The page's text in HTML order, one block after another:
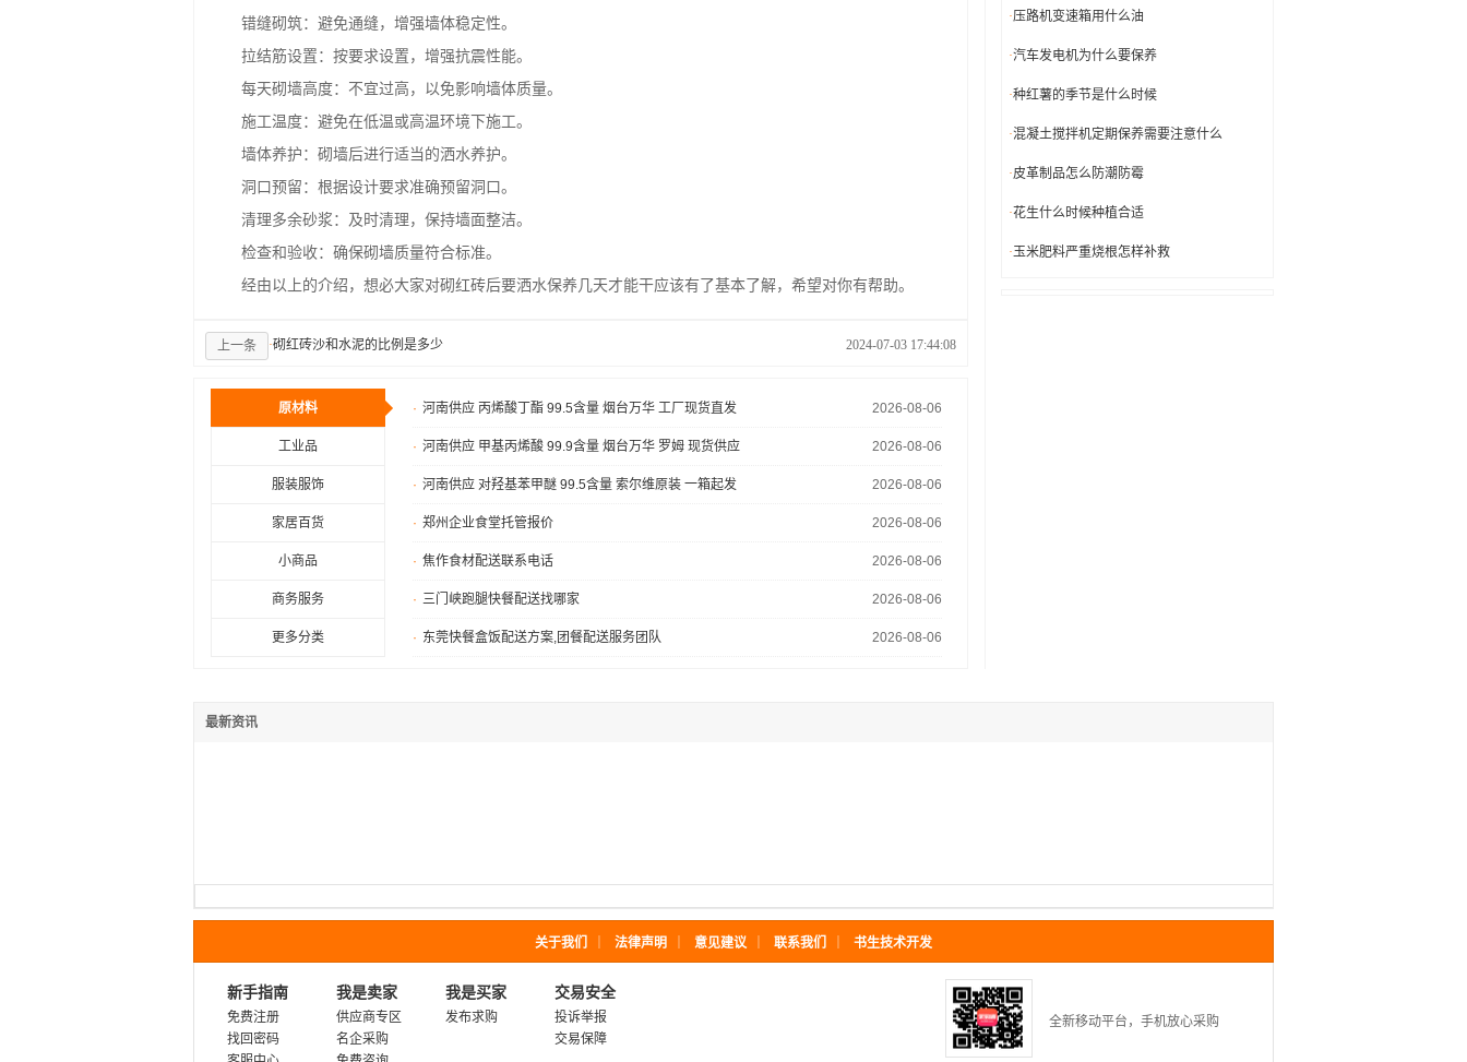
错缝砌筑：避免通缝，增强墙体稳定性。
拉结筋设置：按要求设置，增强抗震性能。
每天砌墙高度：不宜过高，以免影响墙体质量。
施工温度：避免在低温或高温环境下施工。
墙体养护：砌墙后进行适当的洒水养护。
洞口预留：根据设计要求准确预留洞口。
清理多余砂浆：及时清理，保持墙面整洁。
检查和验收：确保砌墙质量符合标准。
经由以上的介绍，想必大家对砌红砖后要洒水保养几天才能干应该有了基本了解，希望对你有帮助。
上一条 ·砌红砖沙和水泥的比例是多少 2024-07-03 17:44:08
原材料
工业品
服装服饰
家居百货
小商品
商务服务
更多分类
· 河南供应 丙烯酸丁酯 99.5含量 烟台万华 工厂现货直发 2026-08-06
· 河南供应 甲基丙烯酸 99.9含量 烟台万华 罗姆 现货供应 2026-08-06
· 河南供应 对羟基苯甲醚 99.5含量 索尔维原装 一箱起发 2026-08-06
· 郑州企业食堂托管报价 2026-08-06
· 焦作食材配送联系电话 2026-08-06
· 三门峡跑腿快餐配送找哪家 2026-08-06
· 东莞快餐盒饭配送方案,团餐配送服务团队 2026-08-06
·压路机变速箱用什么油
·汽车发电机为什么要保养
·种红薯的季节是什么时候
·混凝土搅拌机定期保养需要注意什么
·皮革制品怎么防潮防霉
·花生什么时候种植合适
·玉米肥料严重烧根怎样补救
最新资讯
关于我们 法律声明 意见建议 联系我们 书生技术开发
新手指南
免费注册
找回密码
我是卖家
供应商专区
名企采购
我是买家
发布求购
交易安全
投诉举报
交易保障
全新移动平台，手机放心采购